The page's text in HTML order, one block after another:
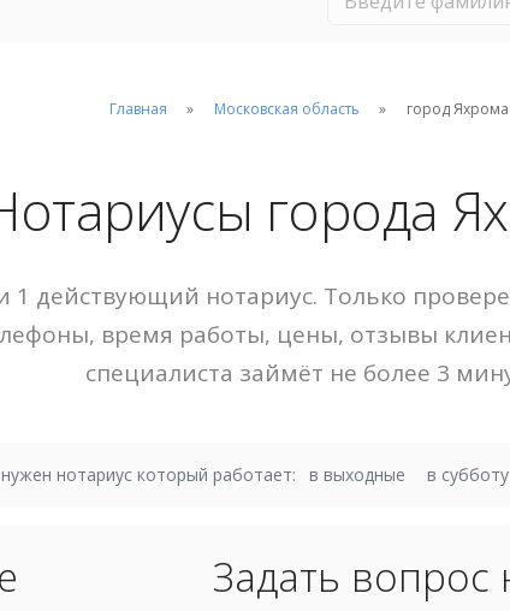
Главная Московская область город Яхрома
города
действующий нотариус. Только
время работы, цены, отзывы
специалиста займёт не более 3
нотариус который работает: в выходные в субботу
Задать вопрос